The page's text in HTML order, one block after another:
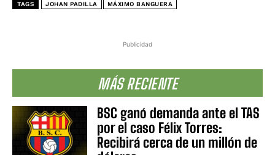
Publicidad
MÁS RECIENTE
BSC ganó demanda ante el TAS
por el caso Félix Torres:
Recibirá cerca de un millón de
TAGS JOHAN PADILLA MÁXIMO BANGUERA